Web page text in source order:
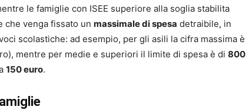
le famiglie con ISEE superiore alla soglia stabilita
che venga fissato un massimale di spesa detraibile, in
scolastiche: ad esempio, per gli asili la cifra massima è
mentre per medie e superiori il limite di spesa è di 800
150 euro.